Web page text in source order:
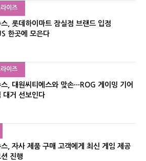
이즈
, 롯데하이마트 잠실점 브랜드 입점
한곳에 모은다
이즈
, 대원씨티에스와 맞손···ROG 게이밍 기어
대거 선보인다
, 자사 제품 구매 고객에게 최신 게임 제공
진행